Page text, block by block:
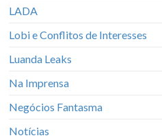
LADA
Lobi e Conflitos de Interesses
Luanda Leaks
Na Imprensa
Negócios Fantasma
Notícias